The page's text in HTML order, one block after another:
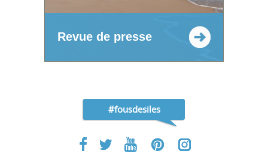
Revue de presse
#fousdesiles